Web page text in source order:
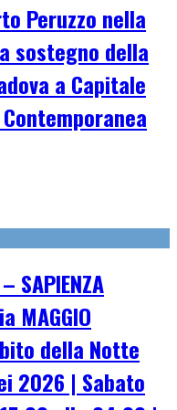
Peruzzo nella
sostegno della
a Capitale
SAPIENZA
MAGGIO
della Notte
2026 | Sabato